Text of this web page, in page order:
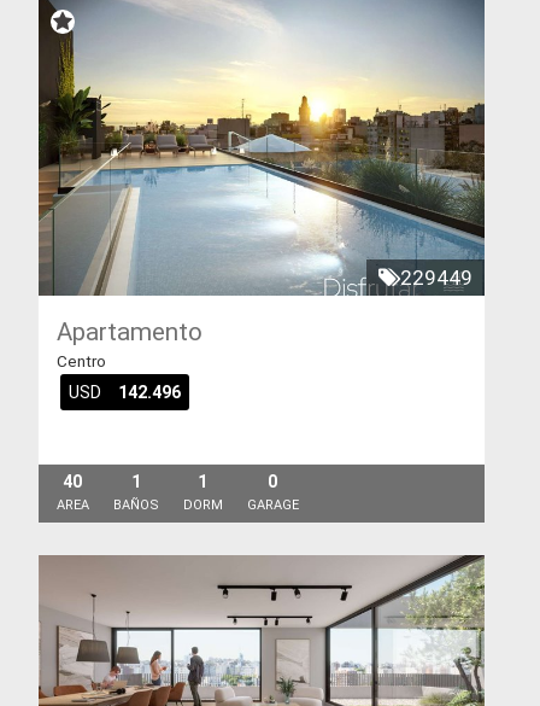
229449
Apartamento
Centro
USD 142.496
40
AREA
1
BAÑOS
1
DORM
0
GARAGE